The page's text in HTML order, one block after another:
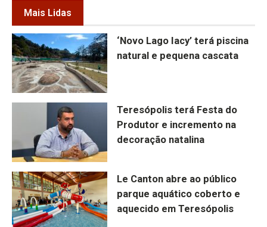
Mais Lidas
‘Novo Lago Iacy’ terá piscina
natural e pequena cascata
Teresópolis terá Festa do
Produtor e incremento na
decoração natalina
Le Canton abre ao público
parque aquático coberto e
aquecido em Teresópolis